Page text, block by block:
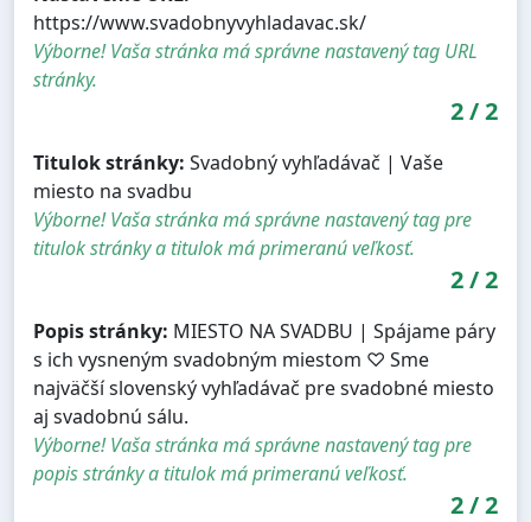
https://www.svadobnyvyhladavac.sk/
Výborne! Vaša stránka má správne nastavený tag URL
stránky.
2/2
Titulok stránky: Svadobný vyhľadávač | Vaše
miesto na svadbu
Výborne! Vaša stránka má správne nastavený tag pre
titulok stránky a titulok má primeranú veľkosť.
2/2
Popis stránky: MIESTO NA SVADBU | Spájame páry
s ich vysneným svadobným miestom ♡ Sme
najväčší slovenský vyhľadávač pre svadobné miesto
aj svadobnú sálu.
Výborne! Vaša stránka má správne nastavený tag pre
popis stránky a titulok má primeranú veľkosť.
2/2